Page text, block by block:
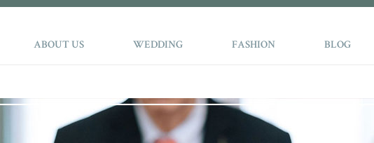
ABOUT US WEDDING FASHION BLOG